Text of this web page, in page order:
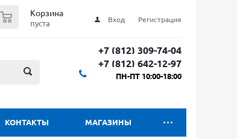
Вход Регистрация
Корзина
пуста
+7 (812) 309-74-04
+7 (812) 642-12-97
ПН-ПТ 10:00-18:00
КОНТАКТЫ МАГАЗИНЫ